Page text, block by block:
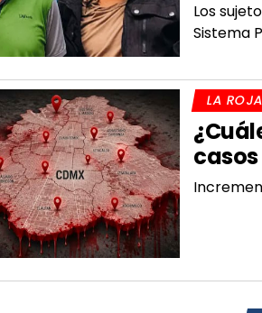
Los
Sistema
LA ROJA